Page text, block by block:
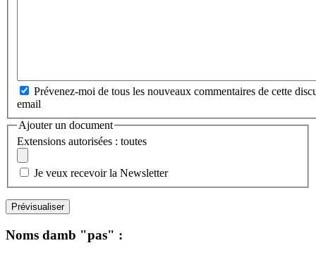
Prévenez-moi de tous les nouveaux commentaires de cette
email
Ajouter un document
Extensions autorisées : toutes
Je veux recevoir la Newsletter
Noms damb "pas" :